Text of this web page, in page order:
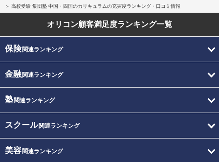
高校受験 集団塾 中国・四国のカリキュラムの充実度ランキング・口コミ情報
オリコン顧客満足度ランキング一覧
保険関連ランキング
金融関連ランキング
塾関連ランキング
スクール関連ランキング
美容関連ランキング